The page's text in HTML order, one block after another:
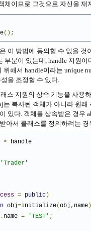
체이므로 그것으로 자신을 재
();
이 방법에 동의할 수 없을
부분이 있는데, handle 지원
위해서 handle이라는 unique
을 조정할 수 있다.
스 지원의 상속 기능을 사용
는 복사된 객체가 아니라 원
있다. 객체를 상속받은 경우
아서 클래스를 정의하려는
< handle
'Trader'
= public )
obj=initialize(obj , name )
. name = 'TEST' ;